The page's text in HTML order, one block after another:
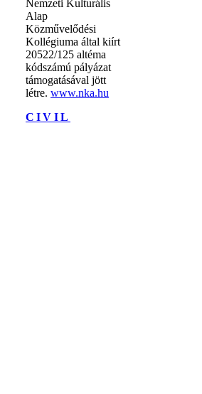
Nemzeti Kulturális
Alap
Közművelődési
Kollégiuma által kiírt
20522/125 altéma
kódszámú pályázat
támogatásával jött
létre. www.nka.hu
CIVIL